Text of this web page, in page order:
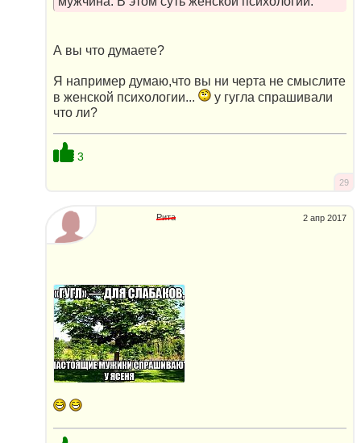
А вы что думаете?
Я например думаю,что вы ни черта не смыслите
в женской психологии...
у гугла спрашивали
что ли?
3
29
2 апр 2017
Рита